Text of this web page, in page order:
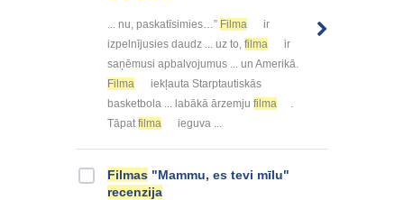
... nu, paskatīsimies…” Filma
ir
izpelnījusies daudz ... uz to, filma
ir
saņēmusi apbalvojumus ... un Amerikā.
Filma
iekļauta Starptautiskās
basketbola ... labākā ārzemju filma
Tāpat filma ieguva ...
Filmas "Mammu, es tevi mīlu"
recenzija